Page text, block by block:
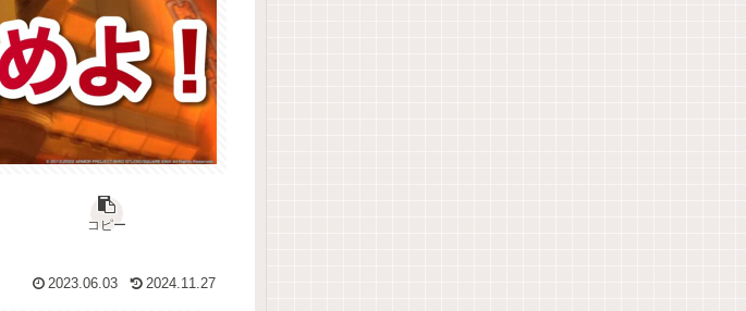
コピー
2023.06.03 2024.11.27